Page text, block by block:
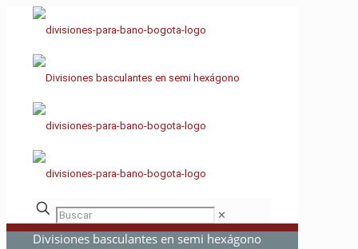
✕
Divisiones basculantes en semi hexágono